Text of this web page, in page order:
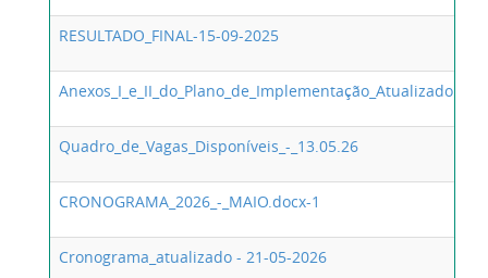
RESULTADO_FINAL-15-09-2025
Anexos_I_e_II_do_Plano_de_Implementação_Atualizado
Quadro_de_Vagas_Disponíveis_-_13.05.26
CRONOGRAMA_2026_-_MAIO.docx-1
Cronograma_atualizado - 21-05-2026